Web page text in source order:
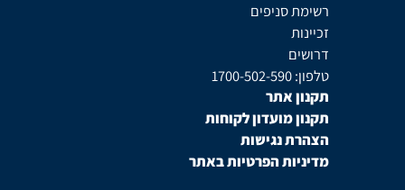
רשימת סניפים
זכיינות
דרושים
טלפון: 1700-502-590
תקנון אתר
תקנון מועדון לקוחות
הצהרת נגישות
מדיניות הפרטיות באתר